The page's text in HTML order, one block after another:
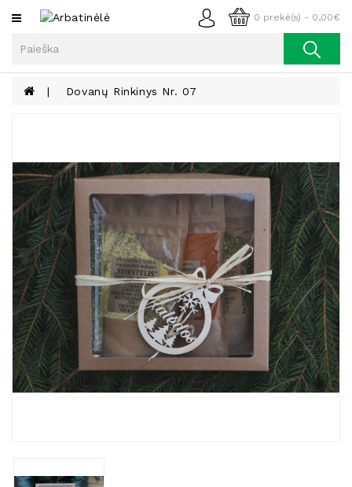
0 prekė(s) - 0,00€
Kategorijos
Kava
Lieknėjimui,
Sveikatai
Grožiui
Riešutai
Becukriai
Saldėsiai
Saldėsiai
Gurmanams
Natūralios
Žvakės
Dovanų Rinkinys Nr. 07